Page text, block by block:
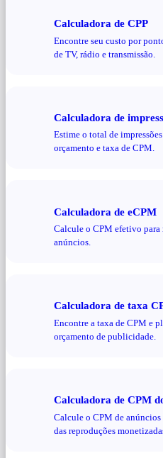
Calculadora de CPP
Encontre seu custo por
de TV, rádio e transmissão.
Calculadora de
Estime o total de
orçamento e taxa de CPM.
Calculadora de eCPM
Calcule o CPM efetivo para
anúncios.
Calculadora de taxa
Encontre a taxa de CPM e
orçamento de publicidade.
Calculadora de CPM
Calcule o CPM de
das reproduções